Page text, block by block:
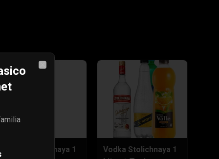
Vodka Stolichnaya 1
Vodka Stolichnaya 1